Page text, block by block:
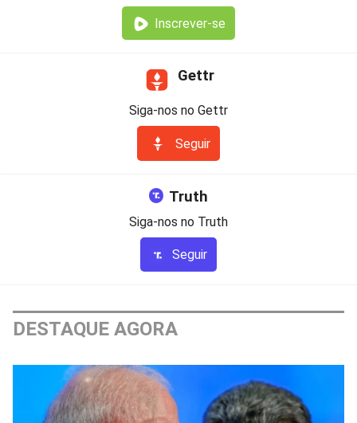
Inscrever-se
Gettr
Siga-nos no Gettr
Seguir
Truth
Siga-nos no Truth
Seguir
DESTAQUE AGORA